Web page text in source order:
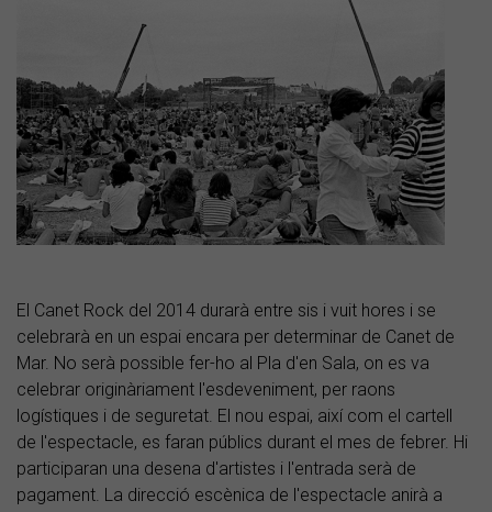
El Canet Rock del 2014 durarà entre sis i vuit hores i se
celebrarà en un espai encara per determinar de Canet de
Mar. No serà possible fer-ho al Pla d'en Sala, on es va
celebrar originàriament l'esdeveniment, per raons
logístiques i de seguretat. El nou espai, així com el cartell
de l'espectacle, es faran públics durant el mes de febrer. Hi
participaran una desena d'artistes i l'entrada serà de
pagament. La direcció escènica de l'espectacle anirà a